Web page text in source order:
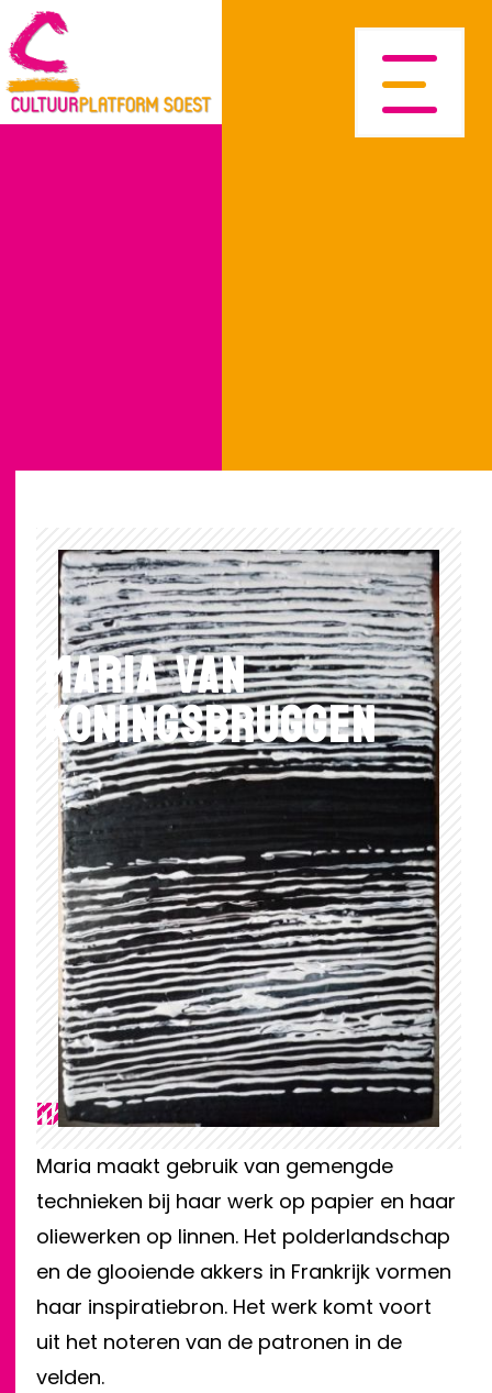
Maria van
Koningsbruggen
Maria van Koningsbruggen
Maria maakt gebruik van gemengde
technieken bij haar werk op papier en haar
oliewerken op linnen. Het polderlandschap
en de glooiende akkers in Frankrijk vormen
haar inspiratiebron. Het werk komt voort
uit het noteren van de patronen in de
velden.